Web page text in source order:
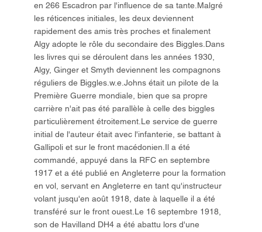
en 266 Escadron par l'influence de sa tante.Malgré
les réticences initiales, les deux deviennent
rapidement des amis très proches et finalement
Algy adopte le rôle du secondaire des Biggles.Dans
les livres qui se déroulent dans les années 1930,
Algy, Ginger et Smyth deviennent les compagnons
réguliers de Biggles.w.e.Johns était un pilote de la
Première Guerre mondiale, bien que sa propre
carrière n'ait pas été parallèle à celle des biggles
particulièrement étroitement.Le service de guerre
initial de l'auteur était avec l'infanterie, se battant à
Gallipoli et sur le front macédonien.Il a été
commandé, appuyé dans la RFC en septembre
1917 et a été publié en Angleterre pour la formation
en vol, servant en Angleterre en tant qu'instructeur
volant jusqu'en août 1918, date à laquelle il a été
transféré sur le front ouest.Le 16 septembre 1918,
son de Havilland DH4 a été abattu lors d'une